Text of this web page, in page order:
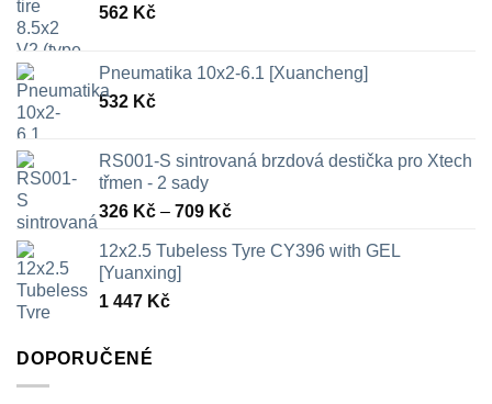
562 Kč
Pneumatika 10x2-6.1 [Xuancheng]
532 Kč
RS001-S sintrovaná brzdová destička pro Xtech
třmen - 2 sady
326 Kč – 709 KčRozpětí
326 Kč
12x2.5 Tubeless Tyre CY396 with GEL
[Yuanxing]
1 447 Kč
DOPORUČENÉ